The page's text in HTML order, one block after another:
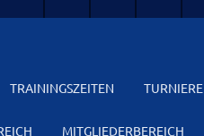
TRAININGSZEITEN TURNIERE
MITGLIEDERBEREICH